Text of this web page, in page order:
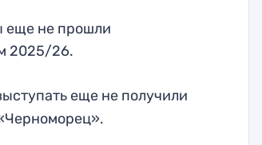
еще не прошли
2025/26.
еще не получили